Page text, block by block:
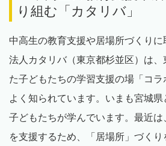
り組む「カタリバ」
中高生の教育支援や居場所づくり
法人カタリバ（東京都杉並区）は
た子どもたちの学習支援の場「コ
よく知られています。いまも宮城県
子どもたちが学んでいます。最近
を支援するため、「居場所」づく